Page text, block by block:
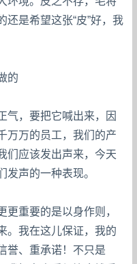
还是希望这张“皮”好，我
的
气，要把它喊出来，因
万万的员工，我们的产
们应该发出声来，今天
发声的一种表现。
更重要的是以身作则，
。我在这儿保证，我的
誉、重承诺！不只是